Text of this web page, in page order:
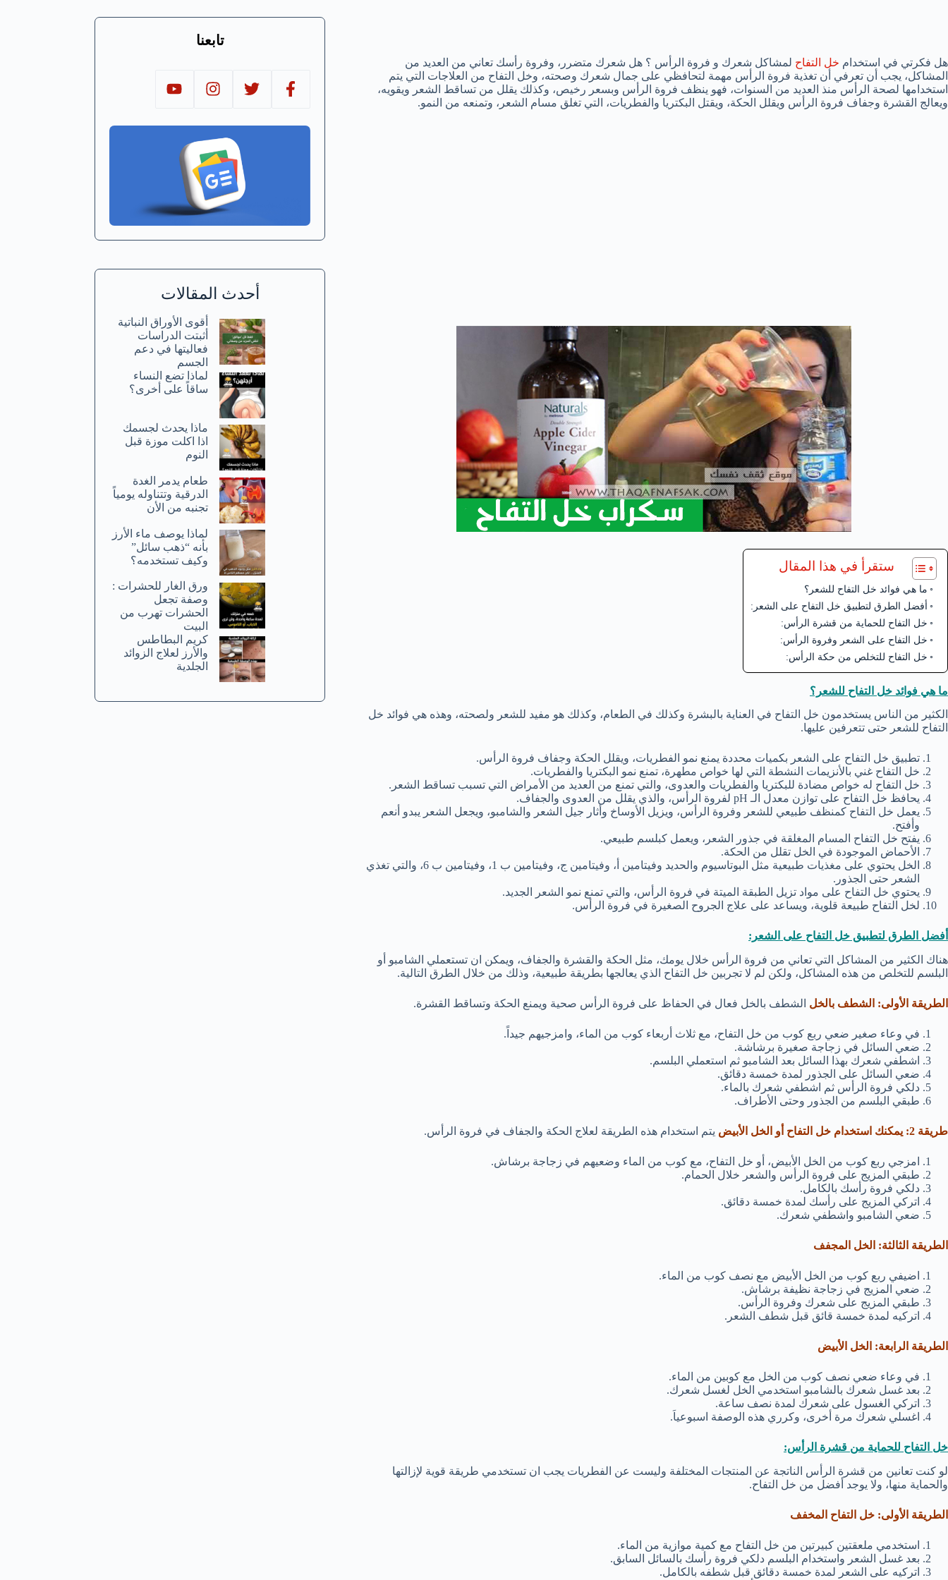
هل فكرتي في استخدام خل التفاح لمشاكل شعرك و فروة الرأس ؟ هل شعرك متضرر، وفروة رأسك تعاني من العديد من
المشاكل، يجب أن تعرفي أن تغذية فروة الرأس مهمة لتحافظي على جمال شعرك وصحته، وخل التفاح من العلاجات التي يتم
استخدامها لصحة الرأس منذ العديد من السنوات، فهو ينظف فروة الرأس وبسعر رخيص، وكذلك يقلل من تساقط الشعر ويقويه،
ويعالج القشرة وجفاف فروة الرأس ويقلل الحكة، ويقتل البكتريا والفطريات، التي تغلق مسام الشعر، وتمنعه من النمو.
ستقرأ في هذا المقال
ما هي فوائد خل التفاح للشعر؟
أفضل الطرق لتطبيق خل التفاح على الشعر:
خل التفاح للحماية من قشرة الرأس:
خل التفاح على الشعر وفروة الرأس:
خل التفاح للتخلص من حكة الرأس:
ما هي فوائد خل التفاح للشعر؟
الكثير من الناس يستخدمون خل التفاح في العناية بالبشرة وكذلك في الطعام، وكذلك هو مفيد للشعر ولصحته، وهذه هي فوائد خل
التفاح للشعر حتى تتعرفين عليها.
تطبيق خل التفاح على الشعر بكميات محددة يمنع نمو الفطريات، ويقلل الحكة وجفاف فروة الرأس.
خل التفاح غني بالأنزيمات النشطة التي لها خواص مطهرة، تمنع نمو البكتريا والفطريات.
خل التفاح له خواص مضادة للبكتريا والفطريات والعدوى، والتي تمنع من العديد من الأمراض التي تسبب تساقط الشعر.
يحافظ خل التفاح على توازن معدل الـ pH لفروة الرأس، والذي يقلل من العدوى والجفاف.
يعمل خل التفاح كمنظف طبيعي للشعر وفروة الرأس، ويزيل الأوساخ وأثار جيل الشعر والشامبو، ويجعل الشعر يبدو أنعم
وأفتح.
يفتح خل التفاح المسام المغلقة في جذور الشعر، ويعمل كبلسم طبيعي.
الأحماض الموجودة في الخل تقلل من الحكة.
الخل يحتوي على مغذيات طبيعية مثل البوتاسيوم والحديد وفيتامين أ، وفيتامين ج، وفيتامين ب 1، وفيتامين ب 6، والتي تغذي
الشعر حتى الجذور.
يحتوي خل التفاح على مواد تزيل الطبقة الميتة في فروة الرأس، والتي تمنع نمو الشعر الجديد.
لخل التفاح طبيعة قلوية، ويساعد على علاج الجروح الصغيرة في فروة الرأس.
أفضل الطرق لتطبيق خل التفاح على الشعر:
هناك الكثير من المشاكل التي تعاني من فروة الرأس خلال يومك، مثل الحكة والقشرة والجفاف، ويمكن ان تستعملي الشامبو أو
البلسم للتخلص من هذه المشاكل، ولكن لم لا تجربين خل التفاح الذي يعالجها بطريقة طبيعية، وذلك من خلال الطرق التالية.
الطريقة الأولى: الشطف بالخل الشطف بالخل فعال في الحفاظ على فروة الرأس صحية ويمنع الحكة وتساقط القشرة.
في وعاء صغير ضعي ربع كوب من خل التفاح، مع ثلاث أربعاء كوب من الماء، وامزجيهم جيداً.
ضعي السائل في زجاجة صغيرة برشاشة.
اشطفي شعرك بهذا السائل بعد الشامبو ثم استعملي البلسم.
ضعي السائل على الجذور لمدة خمسة دقائق.
دلكي فروة الرأس ثم اشطفي شعرك بالماء.
طبقي البلسم من الجذور وحتى الأطراف.
طريقة 2: يمكنك استخدام خل التفاح أو الخل الأبيض يتم استخدام هذه الطريقة لعلاج الحكة والجفاف في فروة الرأس.
امزجي ربع كوب من الخل الأبيض، أو خل التفاح، مع كوب من الماء وضعيهم في زجاجة برشاش.
طبقي المزيج على فروة الرأس والشعر خلال الحمام.
دلكي فروة رأسك بالكامل.
اتركي المزيج على رأسك لمدة خمسة دقائق.
ضعي الشامبو واشطفي شعرك.
الطريقة الثالثة: الخل المجفف
اضيفي ربع كوب من الخل الأبيض مع نصف كوب من الماء.
ضعي المزيج في زجاجة نظيفة برشاش.
طبقي المزيج على شعرك وفروة الرأس.
اتركيه لمدة خمسة قائق قبل شطف الشعر.
الطريقة الرابعة: الخل الأبيض
في وعاء ضعي نصف كوب من الخل مع كوبين من الماء.
بعد غسل شعرك بالشامبو استخدمي الخل لغسل شعرك.
اتركي الغسول على شعرك لمدة نصف ساعة.
اغسلي شعرك مرة أخرى، وكرري هذه الوصفة اسبوعياَ.
خل التفاح للحماية من قشرة الرأس:
لو كنت تعانين من قشرة الرأس الناتجة عن المنتجات المختلفة وليست عن الفطريات يجب ان تستخدمي طريقة قوية لإزالتها
والحماية منها، ولا يوجد أفضل من خل التفاح.
الطريقة الأولى: خل التفاح المخفف
استخدمي ملعقتين كبيرتين من خل التفاح مع كمية موازية من الماء.
بعد غسل الشعر واستخدام البلسم دلكي فروة رأسك بالسائل السابق.
اتركيه على الشعر لمدة خمسة دقائق قبل شطفه بالكامل.
تابعنا
أحدث المقالات
أقوى الأوراق النباتية
أثبتت الدراسات
فعاليتها في دعم
الجسم
لماذا تضع النساء
ساقاً على أخرى؟
ماذا يحدث لجسمك
اذا اكلت موزة قبل
النوم
طعام يدمر الغدة
الدرقية وتتناوله يومياً
تجنبه من الأن
لماذا يوصف ماء الأرز
بأنه “ذهب سائل”
وكيف تستخدمه؟
ورق الغار للحشرات :
وصفة تجعل
الحشرات تهرب من
البيت
كريم البطاطس
والأرز لعلاج الزوائد
الجلدية